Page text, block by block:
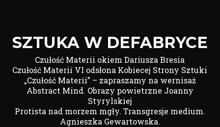
SZTUKA W DEFABRYCE
Czułość Materii okiem Dariusza Bresia
Czułość Materii VI odsłona Kobiecej Strony Sztuki
„Czułość Materii” – zapraszamy na wernisaż
Abstract Mind. Obrazy powietrzne Joanny
Styrylskiej
Protista nad morzem mgły. Transgresje medium.
Agnieszka Gewartowska.